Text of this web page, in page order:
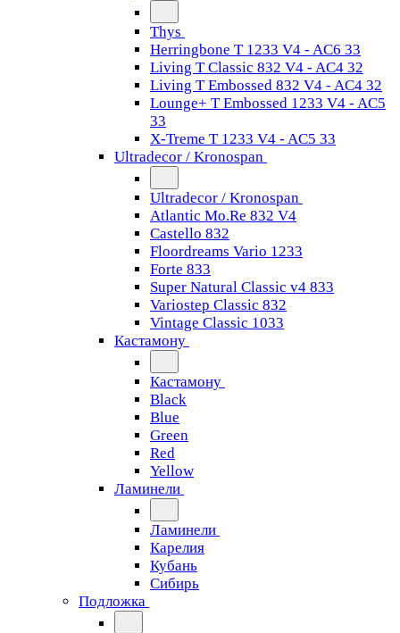
Thys
Herringbone T 1233 V4 - AC6 33
Living T Classic 832 V4 - AC4 32
Living T Embossed 832 V4 - AC4 32
Lounge+ T Embossed 1233 V4 - AC5
33
X-Treme T 1233 V4 - AC5 33
Ultradecor / Kronospan
Ultradecor / Kronospan
Atlantic Mo.Re 832 V4
Castello 832
Floordreams Vario 1233
Forte 833
Super Natural Classic v4 833
Variostep Classic 832
Vintage Classic 1033
Кастамону
Кастамону
Black
Blue
Green
Red
Yellow
Ламинели
Ламинели
Карелия
Кубань
Сибирь
Подложка